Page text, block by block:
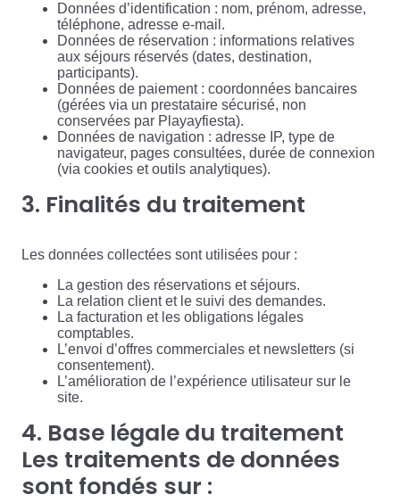
Données d’identification : nom, prénom, adresse,
téléphone, adresse e-mail.
Données de réservation : informations relatives
aux séjours réservés (dates, destination,
participants).
Données de paiement : coordonnées bancaires
(gérées via un prestataire sécurisé, non
conservées par Playayfiesta).
Données de navigation : adresse IP, type de
navigateur, pages consultées, durée de connexion
(via cookies et outils analytiques).
3. Finalités du traitement
Les données collectées sont utilisées pour :
La gestion des réservations et séjours.
La relation client et le suivi des demandes.
La facturation et les obligations légales
comptables.
L’envoi d’offres commerciales et newsletters (si
consentement).
L’amélioration de l’expérience utilisateur sur le
site.
4. Base légale du traitement
Les traitements de données
sont fondés sur :